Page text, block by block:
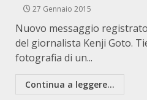
27 Gennaio 2015
Nuovo messaggio
del giornalista Kenji Goto.
fotografia di un...
Continua a leggere...